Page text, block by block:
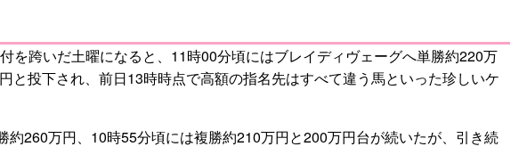
跨いだ土曜になると、11時00分頃にはブレイディヴェーグへ単勝約220万
投下され、前日13時時点で高額の指名先はすべて違う馬といった珍しいケ
260万円、10時55分頃には複勝約210万円と200万円台が続いたが、引き続